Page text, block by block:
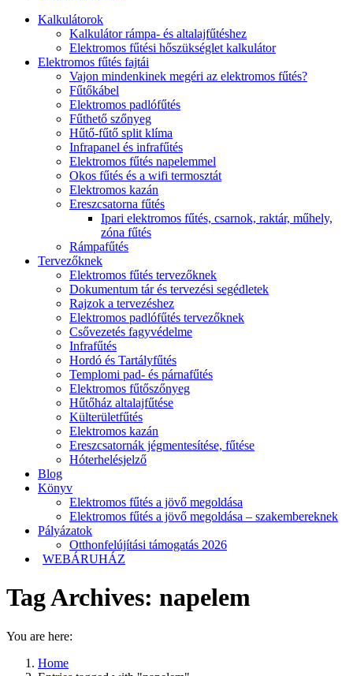
Kalkulátorok
Kalkulátor rámpa- és altalajfűtéshez
Elektromos fűtési hőszükséglet kalkulátor
Elektromos fűtés fajtái
Vajon mindenkinek megéri az elektromos fűtés?
Fűtőkábel
Elektromos padlófűtés
Fűthető szőnyeg
Hűtő-fűtő split klíma
Infrapanel és infrafűtés
Elektromos fűtés napelemmel
Okos fűtés és a wifi termosztát
Elektromos kazán
Ereszcsatorna fűtés
Ipari elektromos fűtés, csarnok, raktár, műhely,
zóna fűtés
Rámpafűtés
Tervezőknek
Elektromos fűtés tervezőknek
Dokumentum tár és tervezési segédletek
Rajzok a tervezéshez
Elektromos padlófűtés tervezőknek
Csővezetés fagyvédelme
Infrafűtés
Hordó és Tartályfűtés
Templomi pad- és párnafűtés
Elektromos fűtőszőnyeg
Hűtőház altalajfűtése
Külterületfűtés
Elektromos kazán
Ereszcsatornák jégmentesítése, fűtése
Hóterhelésjelző
Blog
Könyv
Elektromos fűtés a jövő megoldása
Elektromos fűtés a jövő megoldása – szakembereknek
Pályázatok
Otthonfelújítási támogatás 2026
WEBÁRUHÁZ
Tag Archives: napelem
You are here:
Home